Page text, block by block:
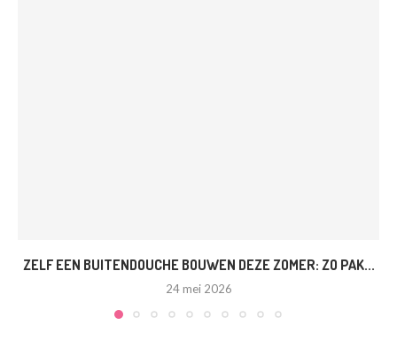
ZELF EEN BUITENDOUCHE BOUWEN DEZE ZOMER: ZO PAK...
24 mei 2026